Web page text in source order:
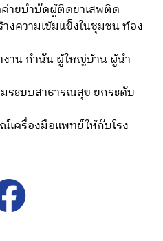
ายบำบัดผู้ติดยาเสพติด
งความเข้มแข็งในชุมชน ท้อง
าน กำนัน ผู้ใหญ่บ้าน ผู้นำ
ระบบสาธารณสุข ยกระดับ
ครื่องมือแพทย์ให้กับโรง